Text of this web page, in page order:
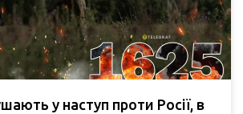
у наступ проти Росії, в